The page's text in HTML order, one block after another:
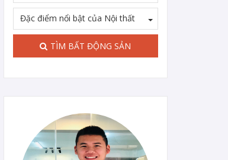
Đặc điểm nổi bật của Nội thất
TÌM BẤT ĐỘNG SẢN